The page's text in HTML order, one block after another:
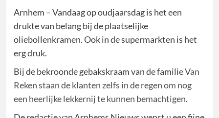
Arnhem – Vandaag op oudjaarsdag is het een
drukte van belang bij de plaatselijke
oliebollenkramen. Ook in de supermarkten is het
erg druk.
Bij de bekroonde gebakskraam van de familieVan
Reken staan de klanten zelfs in de regen om nog
een heerlijke lekkernij te kunnen bemachtigen.